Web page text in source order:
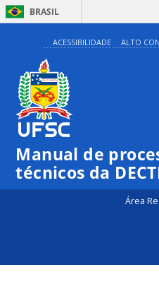
BRASIL
ACESSIBILIDADE ALTO
Manual de
técnicos da
Área